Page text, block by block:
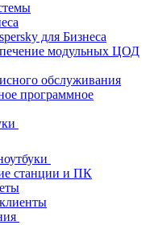
для Бизнеса
модульных ЦОД
обслуживания
программное
станции и ПК